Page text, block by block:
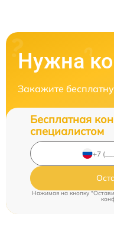
Нужна
Закажите
Бесплатная
специалистом
Нажимая на кнопку